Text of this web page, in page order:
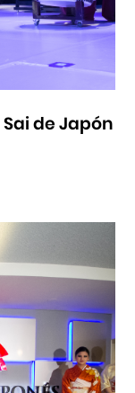
de Japón